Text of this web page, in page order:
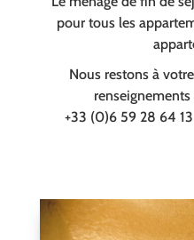
pour tous les
Nous restons à
+33 (0)6 59 28 64